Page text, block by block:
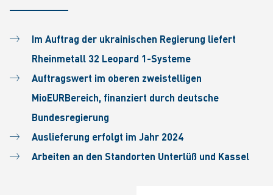
Im Auftrag der ukrainischen Regierung liefert
Rheinmetall 32 Leopard 1-Systeme
Auftragswert im oberen zweistelligen
MioEURBereich, finanziert durch deutsche
Bundesregierung
Auslieferung erfolgt im Jahr 2024
Arbeiten an den Standorten Unterlüß und Kassel